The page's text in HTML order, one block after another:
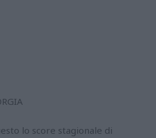
lo score stagionale di